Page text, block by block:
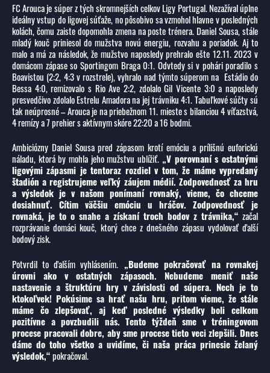
FC Arouca je súper z tých skromnejších celkov Ligy Portugal. Nezažíval úplne
ideálny vstup do ligovej súťaže, no pôsobivo sa vzmohol hlavne v posledných
kolách, čomu zaiste dopomohla zmena na poste trénera. Daniel Sousa, stále
mladý kouč priniesol do mužstva novú energiu, rozvahu a poriadok. Aj to
malo a má za následok, že mužstvo naposledy prehralo ešte 12.11. 2023 v
domácom zápase so Sportingom Braga 0:1. Odvtedy si v pohári poradilo s
Boavistou (2:2, 4:3 v rozstrele), vyhralo nad týmto súperom na Estádio do
Bessa 4:0, remizovalo s Rio Ave 2:2, zdolalo Gil Vicente 3:0 a naposledy
presvedčivo zdolalo Estrelu Amadora na jej trávniku 4:1. Tabuľkové súčty sú
tak neúprosné – Arouca je na priebežnom 11. mieste s bilanciou 4 víťazstvá,
4 remízy a 7 prehier s aktívnym skóre 22:20 a 16 bodmi.
Ambiciózny Daniel Sousa pred zápasom krotí emóciu a prílišnú euforickú
náladu, ktorá by mohla jeho mužstvu ublížiť. „V porovnaní s ostatnými
ligovými zápasmi je tentoraz rozdiel v tom, že máme vypredaný
štadión a registrujeme veľký záujem médií. Zodpovednosť za hru
a výsledok je v našom ponímaní rovnaký, vieme, čo chceme
dosiahnuť. Cítim väčšiu emóciu u hráčov. Zodpovednosť je
rovnaká, je to o snahe a získaní troch bodov z trávnika,“ začal
rozprávanie domáci kouč, ktorý chce z dnešného zápasu vydolovať ďalší
bodový zisk.
Potvrdil to ďalším vyhlásením. „Budeme pokračovať na rovnakej
úrovni ako v ostatných zápasoch. Nebudeme meniť naše
nastavenie a štruktúru hry v závislosti od súpera. Nech je to
ktokoľvek! Pokúsime sa hrať našu hru, pritom vieme, že stále
máme čo zlepšovať, aj keď posledné výsledky boli celkom
pozitívne a povzbudili nás. Tento týždeň sme v tréningovom
procese pracovali dobre, aby sme procese tieto veci zlepšili. Dnes
dáme do toho všetko a uvidíme, či naša práca prinesie želaný
výsledok,“pokračoval.